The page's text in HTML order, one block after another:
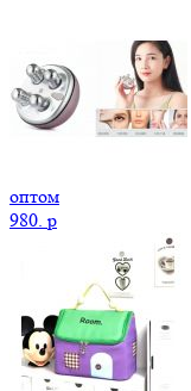
оптом
980. p